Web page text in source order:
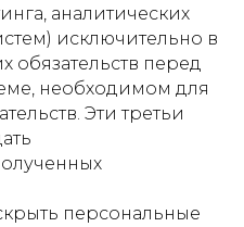
аналитических
исключительно в
обязательств перед
необходимом для
Эти третьи
персональные